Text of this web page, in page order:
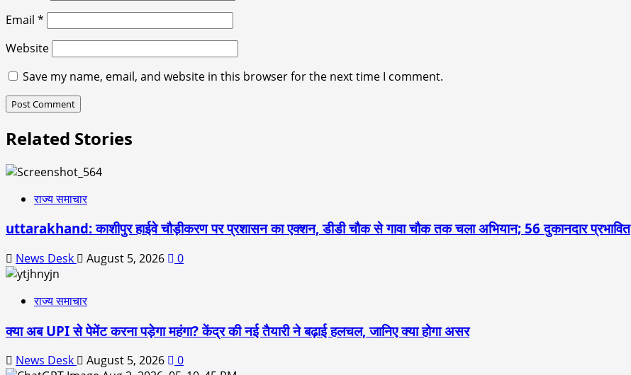
Email *
Website
Save my name, email, and website in this browser for the next time I comment.
Related Stories
राज्य समाचार
uttarakhand: काशीपुर हाईवे चौड़ीकरण पर प्रशासन का एक्शन, डीडी चौक से गावा चौक तक चला अभियान; 56 दुकानदार प्रभावित
News Desk August 5, 2026 0
राज्य समाचार
क्या अब UPI से पेमेंट करना पड़ेगा महंगा? केंद्र की नई तैयारी ने बढ़ाई हलचल, जानिए क्या होगा असर
News Desk August 5, 2026 0